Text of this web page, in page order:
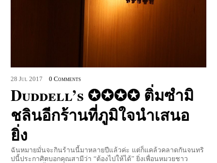
28 Jul 2017 0 Comments
Duddell’s ✪✪✪✪ ติ่มซำมิ
ชลินอีกร้านที่ภูมิใจนำเสนอ
ยิ่ง
ฉันหมายมั่นจะกินร้านนี้มาหลายปีแล้วค่ะ แต่ก็แคล้วคลาดกันจนทริ
ปนี้ประกาศิตบอกคุณสามีว่า “ต้องไปให้ได้” ยิ่งเพื่อนหมวยชาว